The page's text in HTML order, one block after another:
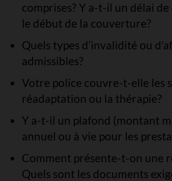
comprises? Y a-t-il un délai
le début de la couverture?
Quels types d’invalidité ou
admissibles?
Votre police couvre-t-elle les
réadaptation ou la thérapie?
Y a-t-il un plafond (montant
annuel ou à vie pour les
Comment présente-t-on une
Quels sont les documents